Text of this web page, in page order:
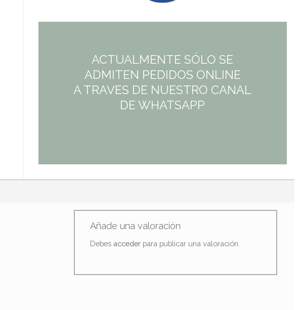
ACTUALMENTE SÓLO SE
ADMITEN PEDIDOS ONLINE
A TRAVES DE NUESTRO CANAL
DE WHATSAPP
Añade una valoración
Debes accederpara publicar una valoración.